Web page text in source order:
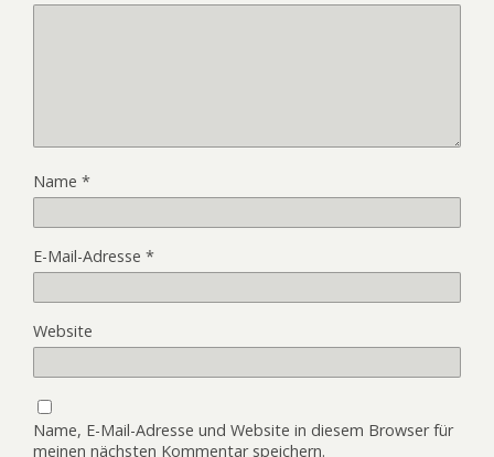
Name *
E-Mail-Adresse *
Website
Name, E-Mail-Adresse und Website in diesem Browser für
meinen nächsten Kommentar speichern.